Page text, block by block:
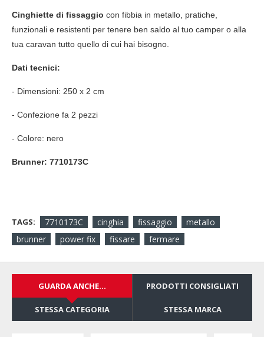
Cinghiette di fissaggio con fibbia in metallo, pratiche,
funzionali e resistenti per tenere ben saldo al tuo camper o alla
tua caravan tutto quello di cui hai bisogno.
Dati tecnici:
- Dimensioni: 250 x 2 cm
- Confezione fa 2 pezzi
- Colore: nero
Brunner: 7710173C
TAGS: 7710173C cinghia fissaggio
metallo
brunner
power fix fissare fermare
GUARDA ANCHE... PRODOTTI CONSIGLIATI
STESSA CATEGORIA STESSA MARCA